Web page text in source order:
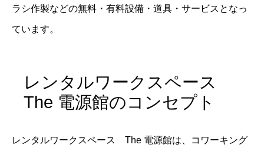
ラシ作製などの無料・有料設備・道具・サービスとなっ
ています。
レンタルワークスペース
The 電源館のコンセプト
レンタルワークスペース The 電源館は、コワーキング